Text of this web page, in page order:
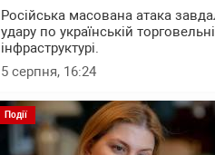
Російська масована атака
удару по українській
інфраструктурі.
5 серпня, 16:24
Події